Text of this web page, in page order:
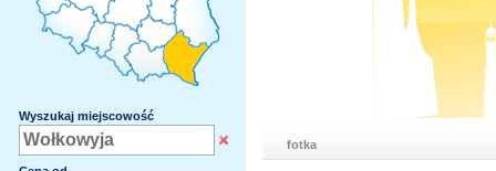
Wyszukaj miejscowość
fotka